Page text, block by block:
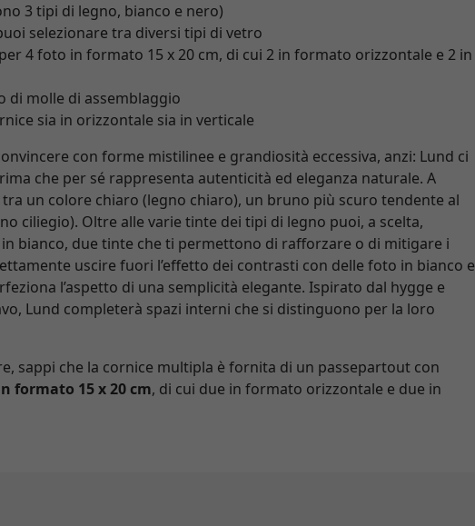
3 tipi di legno, bianco e nero)
selezionare tra diversi tipi di vetro
4 foto in formato 15 x 20 cm, di cui 2 in formato orizzontale e 2 in
di molle di assemblaggio
sia in orizzontale sia in verticale
con forme mistilinee e grandiosità eccessiva, anzi: Lund ci
che per sé rappresenta autenticità ed eleganza naturale. A
un colore chiaro (legno chiaro), un bruno più scuro tendente al
ciliegio). Oltre alle varie tinte dei tipi di legno puoi, a scelta,
bianco, due tinte che ti permettono di rafforzare o di mitigare i
uscire fuori l’effetto dei contrasti con delle foto in bianco e
l’aspetto di una semplicità elegante. Ispirato dal hygge e
Lund completerà spazi interni che si distinguono per la loro
sappi che la cornice multipla è fornita di un passepartout con
formato 15 x 20 cm, di cui due in formato orizzontale e due in